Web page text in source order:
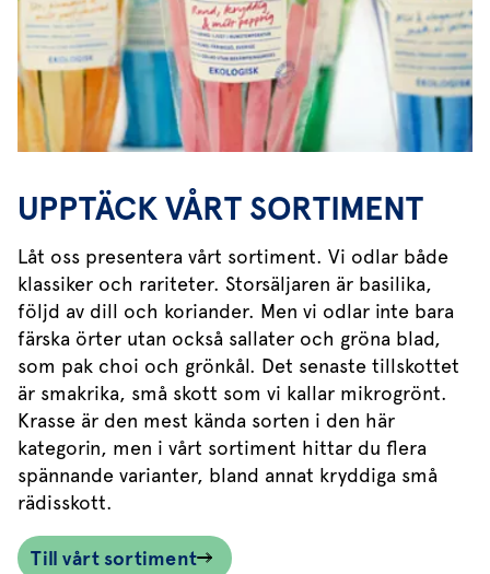
UPPTÄCK VÅRT SORTIMENT
Låt oss presentera vårt sortiment. Vi odlar både
klassiker och rariteter. Storsäljaren är basilika,
följd av dill och koriander. Men vi odlar inte bara
färska örter utan också sallater och gröna blad,
som pak choi och grönkål. Det senaste tillskottet
är smakrika, små skott som vi kallar mikrogrönt.
Krasse är den mest kända sorten i den här
kategorin, men i vårt sortiment hittar du flera
spännande varianter, bland annat kryddiga små
rädisskott.
Till vårt sortiment